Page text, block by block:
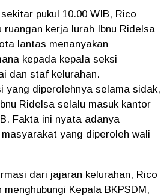
pukul 10.00 WIB, Rico
ruangan kerja lurah Ibnu Ridelsa
lantas menanyakan
kepada kepala seksi
dan staf kelurahan.
yang diperolehnya selama sidak,
Ridelsa selalu masuk kantor
Fakta ini nyata adanya
yang diperoleh wali
dari jajaran kelurahan, Rico
Kepala BKPSDM,